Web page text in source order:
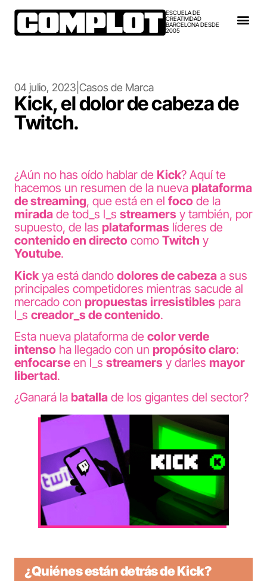
ESCUELA DE
CREATIVIDAD
BARCELONA DESDE
2005
04 julio, 2023 Casos de Marca
Kick, el dolor de cabeza de
Twitch.
¿Aún no has oído hablar de Kick? Aquí te
hacemos un resumen de la nueva plataforma
de streaming, que está en el foco de la
mirada de tod_s l_s streamers y también, por
supuesto, de las plataformas líderes de
contenido en directo como Twitch y
Youtube.
Kick ya está dando dolores de cabeza a sus
principales competidores mientras sacude al
mercado con propuestas irresistibles para
l_s creador_s de contenido.
Esta nueva plataforma de color verde
intenso ha llegado con un propósito claro:
enfocarse en l_s streamers y darles mayor
libertad.
¿Ganará la batalla de los gigantes del sector?
¿Quiénes están detrás de Kick?